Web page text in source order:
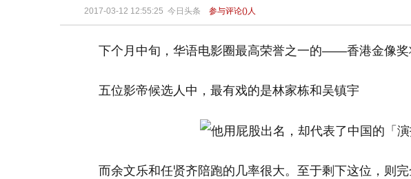
2017-03-12 12:55:25 今日头条 参与评论()人
下个月中旬，华语电影圈最高荣誉之一的——香港金像奖
五位影帝候选人中，最有戏的是林家栋和吴镇宇
而余文乐和任贤齐陪跑的几率很大。至于剩下这位，则